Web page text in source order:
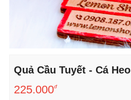
Quả Cầu Tuyết - Cá Heo
225.000đ